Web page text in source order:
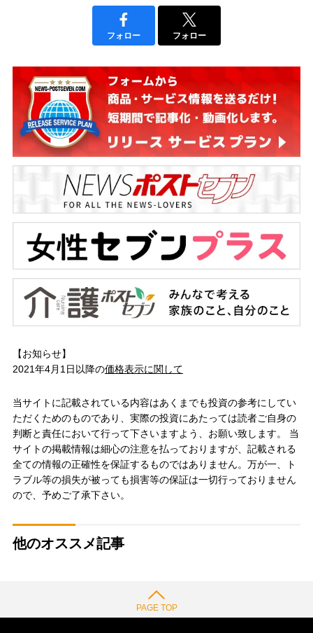
フォロー フォロー
【お知らせ】
2021年4月1日以降の価格表示に関して
当サイトに記載されている内容はあくまでも投資の参考にしてい
ただくためのものであり、実際の投資にあたっては読者ご自身の
判断と責任において行って下さいますよう、お願い致します。 当
サイトの掲載情報は細心の注意を払っておりますが、記載される
全ての情報の正確性を保証するものではありません。万が一、ト
ラブル等の損失が被っても損害等の保証は一切行っておりません
ので、予めご了承下さい。
他のオススメ記事
PAGE TOP